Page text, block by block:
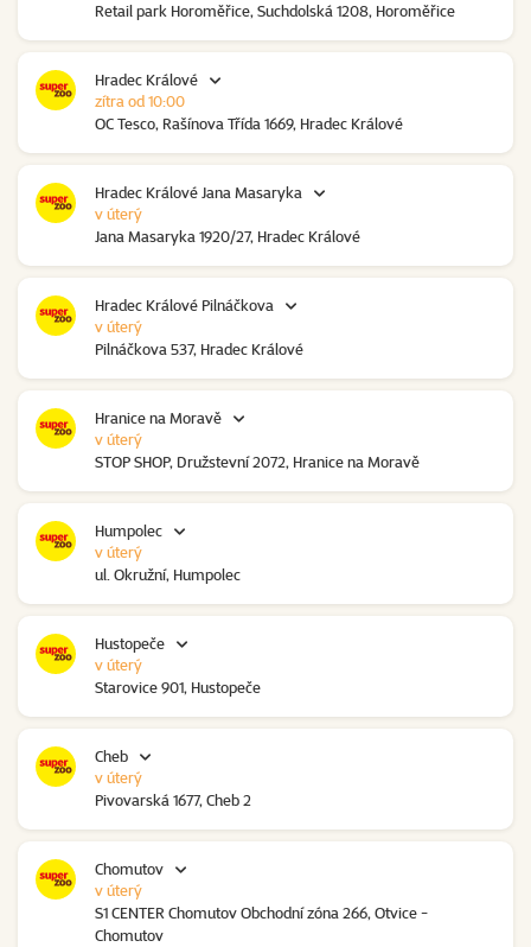
Retail park Horoměřice, Suchdolská 1208, Horoměřice
Hradec Králové
OC Tesco, Rašínova Třída 1669, Hradec Králové
zítra od 10:00
Hradec Králové Jana Masaryka
Jana Masaryka 1920/27, Hradec Králové
v úterý
Hradec Králové Pilnáčkova
Pilnáčkova 537, Hradec Králové
v úterý
Hranice na Moravě
STOP SHOP, Družstevní 2072, Hranice na Moravě
v úterý
Humpolec
ul. Okružní, Humpolec
v úterý
Hustopeče
Starovice 901, Hustopeče
v úterý
Cheb
Pivovarská 1677, Cheb 2
v úterý
Chomutov
S1 CENTER Chomutov Obchodní zóna 266, Otvice -
Chomutov
v úterý